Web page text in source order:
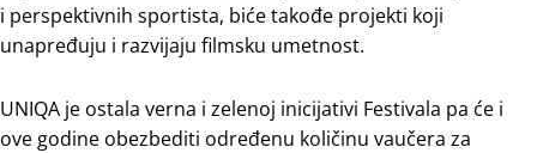
i perspektivnih sportista, biće takođe projekti koji
unapređuju i razvijaju filmsku umetnost.
UNIQA je ostala verna i zelenoj inicijativi Festivala pa će i
ove godine obezbediti određenu količinu vaučera za